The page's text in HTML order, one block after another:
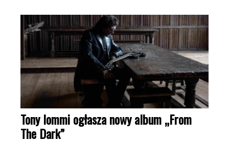
Tony Iommi ogłasza nowy album „From
The Dark”